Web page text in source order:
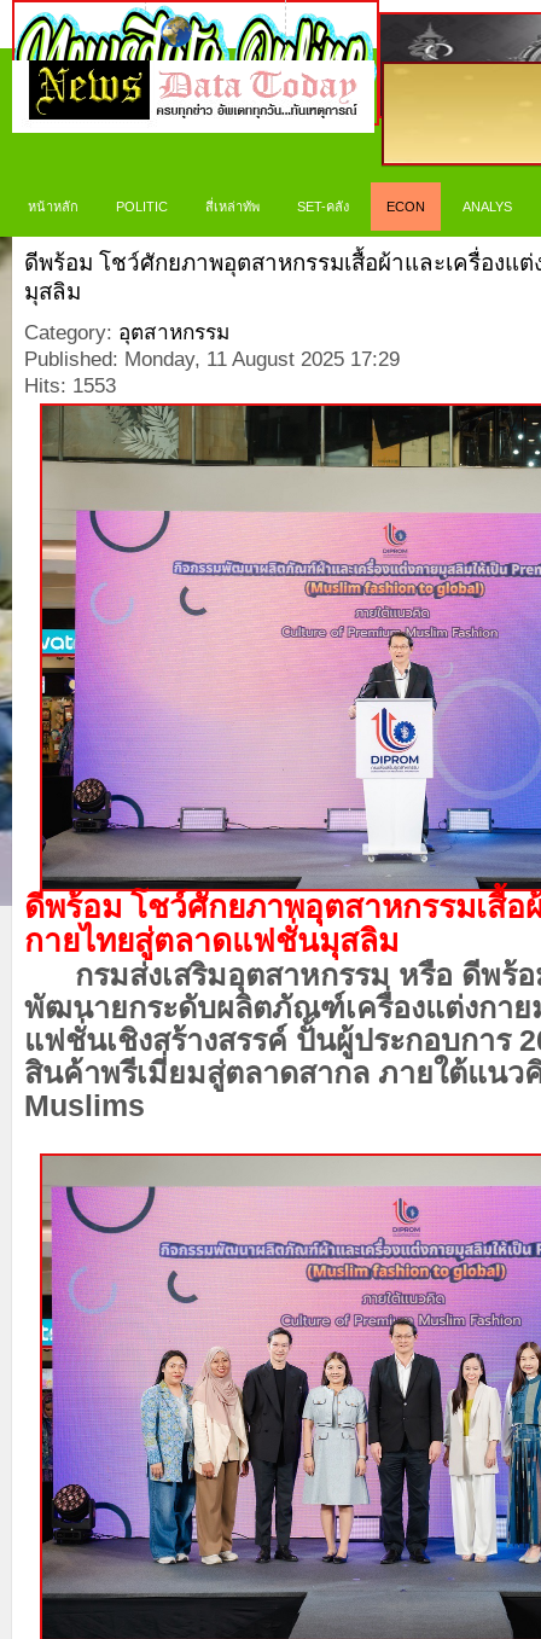
หน้าหลัก POLITIC สี่เหล่าทัพ SET-คลัง ECON ANALYS
ดีพร้อม โชว์ศักยภาพอุตสาหกรรมเสื้อผ้าและเครื่องแ
มุสลิม
Category: อุตสาหกรรม
Published: Monday, 11 August 2025 17:29
Hits: 1553
ดีพร้อม โชว์ศักยภาพอุตสาหกรรมเสื้อ
กายไทยสู่ตลาดแฟชั่นมุสลิม
กรมส่งเสริมอุตสาหกรรม หรือ ดีพร้
พัฒนายกระดับผลิตภัณฑ์เครื่องแต่งกา
แฟชั่นเชิงสร้างสรรค์ ปั้นผู้ประกอบการ
สินค้าพรีเมี่ยมสู่ตลาดสากล ภายใต้แน
Muslims